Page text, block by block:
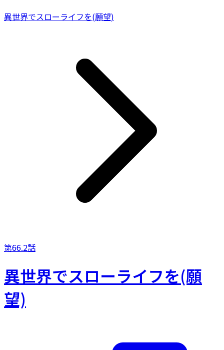
異世界でスローライフを(願望)
第66.2話
異世界でスローライフを(願
望)